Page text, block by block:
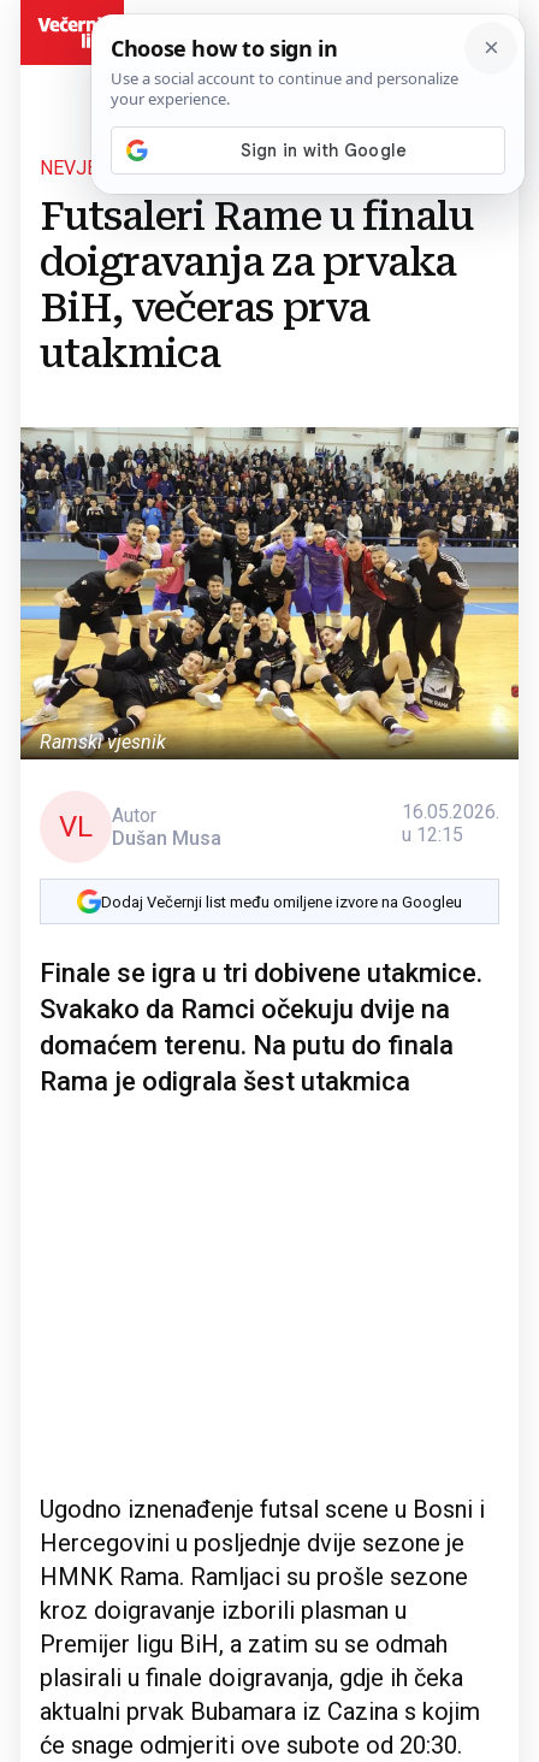
NEVJEROJATAN USPJEH
Futsaleri Rame u finalu
doigravanja za prvaka
BiH, večeras prva
utakmica
Ramski vjesnik
VL
Autor
Dušan Musa
16.05.2026.
u 12:15
Dodaj Večernji list među omiljene izvore na Googleu
Finale se igra u tri dobivene utakmice.
Svakako da Ramci očekuju dvije na
domaćem terenu. Na putu do finala
Rama je odigrala šest utakmica
Ugodno iznenađenje futsal scene u Bosni i
Hercegovini u posljednje dvije sezone je
HMNK Rama. Ramljaci su prošle sezone
kroz doigravanje izborili plasman u
Premijer ligu BiH, a zatim su se odmah
plasirali u finale doigravanja, gdje ih čeka
aktualni prvak Bubamara iz Cazina s kojim
će snage odmjeriti ove subote od 20:30.